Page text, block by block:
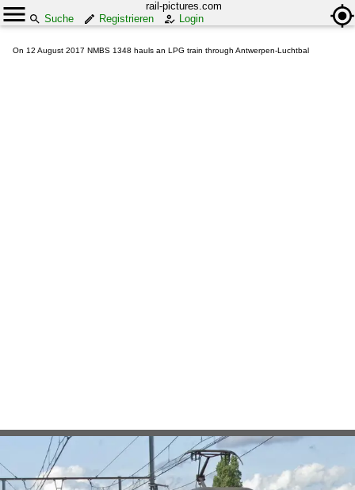
rail-pictures.com
Suche
Registrieren Login
On 12 August 2017 NMBS 1348 hauls an LPG train through Antwerpen-Luchtbal